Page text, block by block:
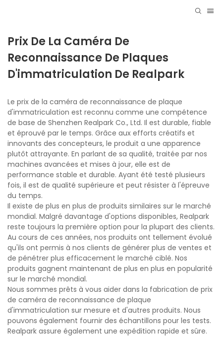
Prix ​​de La Caméra De
Reconnaissance De Plaques
D'immatriculation De Realpark
Le prix de la caméra de reconnaissance de plaque
d'immatriculation est reconnu comme une compétence
de base de Shenzhen Realpark Co., Ltd. Il est durable, fiable
et éprouvé par le temps. Grâce aux efforts créatifs et
innovants des concepteurs, le produit a une apparence
plutôt attrayante. En parlant de sa qualité, traitée par nos
machines avancées et mises à jour, elle est de
performance stable et durable. Ayant été testé plusieurs
fois, il est de qualité supérieure et peut résister à l'épreuve
du temps.
Il existe de plus en plus de produits similaires sur le marché
mondial. Malgré davantage d'options disponibles, Realpark
reste toujours la première option pour la plupart des clients.
Au cours de ces années, nos produits ont tellement évolué
qu'ils ont permis à nos clients de générer plus de ventes et
de pénétrer plus efficacement le marché ciblé. Nos
produits gagnent maintenant de plus en plus en popularité
sur le marché mondial.
Nous sommes prêts à vous aider dans la fabrication de prix
de caméra de reconnaissance de plaque
d'immatriculation sur mesure et d'autres produits. Nous
pouvons également fournir des échantillons pour les tests.
Realpark assure également une expédition rapide et sûre.